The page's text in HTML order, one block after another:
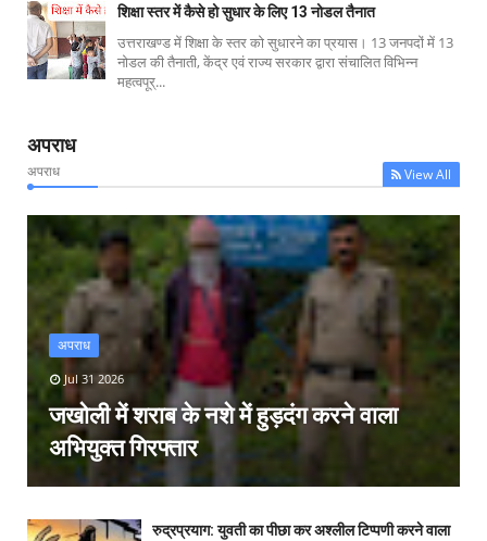
शिक्षा स्तर में कैसे हो सुधार के लिए 13 नोडल तैनात
उत्तराखण्ड में शिक्षा के स्तर को सुधारने का प्रयास। 13 जनपदों में 13
नोडल की तैनाती, केंद्र एवं राज्य सरकार द्वारा संचालित विभिन्न
महत्वपूर्...
अपराध
अपराध View All
अपराध
Jul 31 2026
जखोली में शराब के नशे में हुड़दंग करने वाला
अभियुक्त गिरफ्तार
रुद्रप्रयाग: युवती का पीछा कर अश्लील टिप्पणी करने वाला